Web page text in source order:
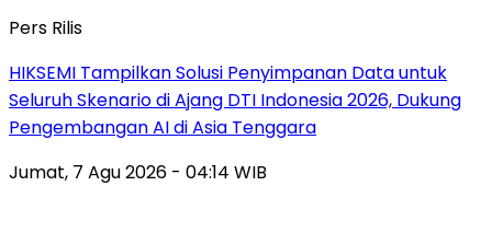
Pers Rilis
HIKSEMI Tampilkan Solusi Penyimpanan Data untuk
Seluruh Skenario di Ajang DTI Indonesia 2026, Dukung
Pengembangan AI di Asia Tenggara
Jumat, 7 Agu 2026 - 04:14 WIB